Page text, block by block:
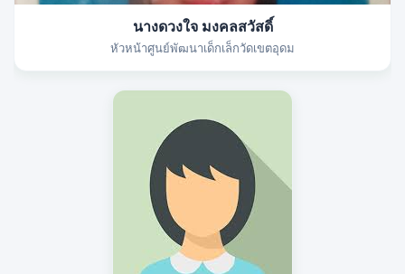
นางดวงใจ มงคลสวัสดิ์
หัวหน้าศูนย์พัฒนาเด็กเล็กวัดเขตอุดม